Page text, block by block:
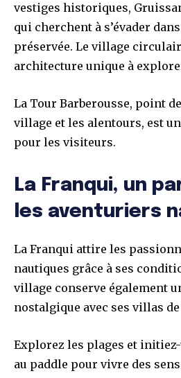
vestiges historiques,
qui cherchent à s’évader
préservée. Le village
architecture unique à
La Tour Barberousse, point
village et les alentours, est
pour les visiteurs.
La Franqui, un
les aventuriers
La Franqui attire les
nautiques grâce à ses
village conserve également
nostalgique avec ses villas
Explorez les plages et
au paddle pour vivre des